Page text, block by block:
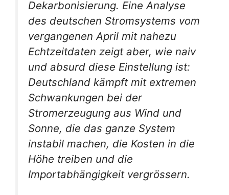
Dekarbonisierung. Eine Analyse
des deutschen Stromsystems vom
vergangenen April mit nahezu
Echtzeitdaten zeigt aber, wie naiv
und absurd diese Einstellung ist:
Deutschland kämpft mit extremen
Schwankungen bei der
Stromerzeugung aus Wind und
Sonne, die das ganze System
instabil machen, die Kosten in die
Höhe treiben und die
Importabhängigkeit vergrössern.